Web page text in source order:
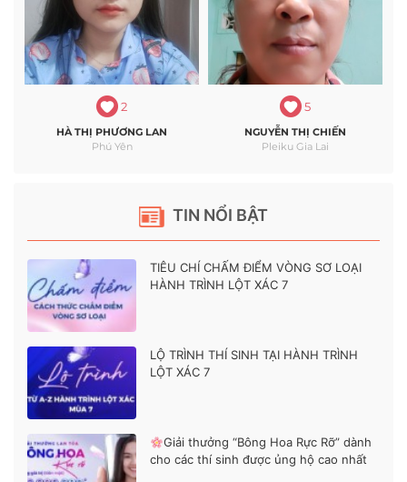
TIN NỔI BẬT
TIÊU CHÍ CHẤM ĐIỂM VÒNG SƠ LOẠI
HÀNH TRÌNH LỘT XÁC 7
LỘ TRÌNH THÍ SINH TẠI HÀNH TRÌNH
LỘT XÁC 7
Giải thưởng “Bông Hoa Rực Rỡ” dành
cho các thí sinh được ủng hộ cao nhất
2
HÀ THỊ PHƯƠNG LAN
Phú Yên
5
NGUYỄN THỊ CHIẾN
Pleiku Gia Lai